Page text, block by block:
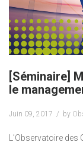
[Séminaire]
le
Juin 09, 2017 by
L’Observatoire